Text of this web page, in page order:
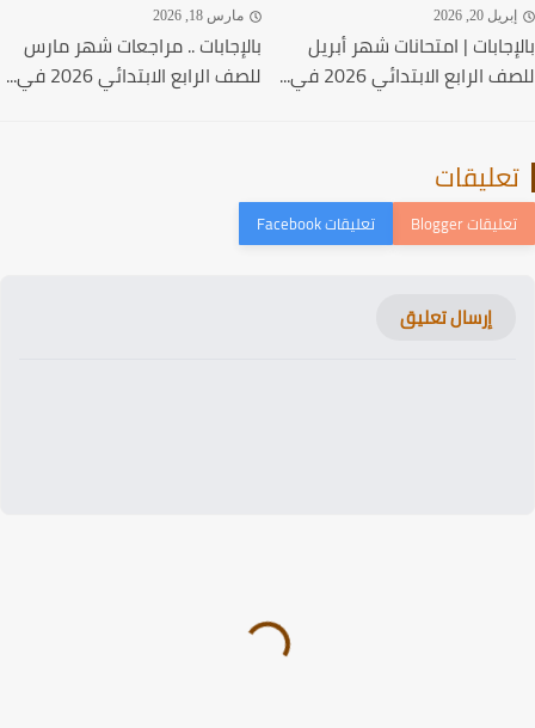
20, 2026
| امتحانات شهر أبريل
الابتدائي 2026 في...
مارس 18, 2026
بالإجابات .. مراجعات شهر مارس
للصف الرابع الابتدائي 2026 في...
إرسال تعليق